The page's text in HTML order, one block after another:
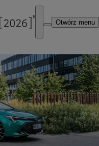
Otwórz menu
rynku